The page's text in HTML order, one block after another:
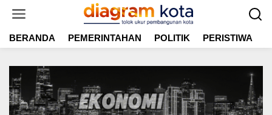
t
BERANDA PEMERINTAHAN POLITIK PERISTIWA